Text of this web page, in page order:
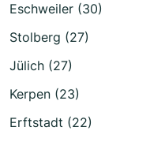
Eschweiler (30)
Stolberg (27)
Jülich (27)
Kerpen (23)
Erftstadt (22)